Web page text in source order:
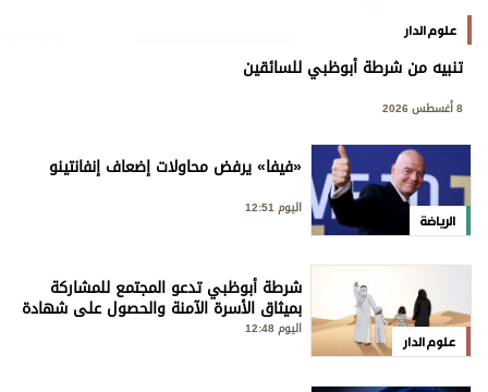
علوم الدار
تنبيه من شرطة أبوظبي للسائقين
8 أغسطس 2026
الرياضة
«فيفا» يرفض محاولات إضعاف إنفانتينو
اليوم 12:51
علوم الدار
شرطة أبوظبي تدعو المجتمع للمشاركة
بميثاق الأسرة الآمنة والحصول على شهادة
«سفير»
اليوم 12:48